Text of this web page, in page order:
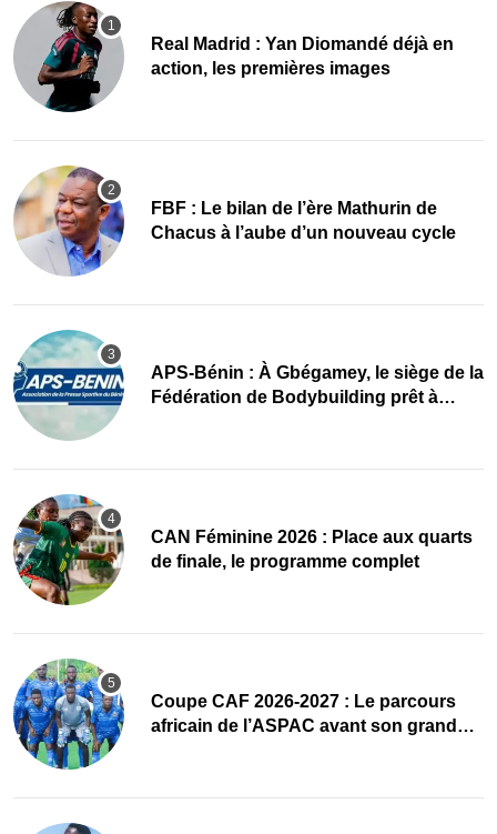
Real Madrid : Yan Diomandé déjà en
action, les premières images
FBF : Le bilan de l’ère Mathurin de
Chacus à l’aube d’un nouveau cycle
APS-Bénin : À Gbégamey, le siège de la
Fédération de Bodybuilding prêt à
CAN Féminine 2026 : Place aux quarts
de finale, le programme complet
Coupe CAF 2026-2027 : Le parcours
africain de l’ASPAC avant son grand